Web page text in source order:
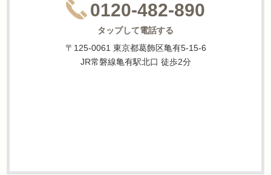
0120-482-890
タップして電話する
〒125-0061 東京都葛飾区亀有5-15-6
JR常磐線亀有駅北口 徒歩2分